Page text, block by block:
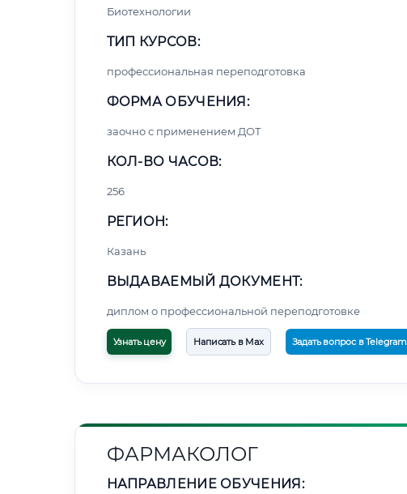
Биотехнологии
ТИП КУРСОВ:
профессиональная переподготовка
ФОРМА ОБУЧЕНИЯ:
заочно с применением ДОТ
КОЛ-ВО ЧАСОВ:
256
РЕГИОН:
Казань
ВЫДАВАЕМЫЙ ДОКУМЕНТ:
диплом о профессиональной переподготовке
Узнать цену Написать в Max Задать вопрос в Telegram
ФАРМАКОЛОГ
НАПРАВЛЕНИЕ ОБУЧЕНИЯ: